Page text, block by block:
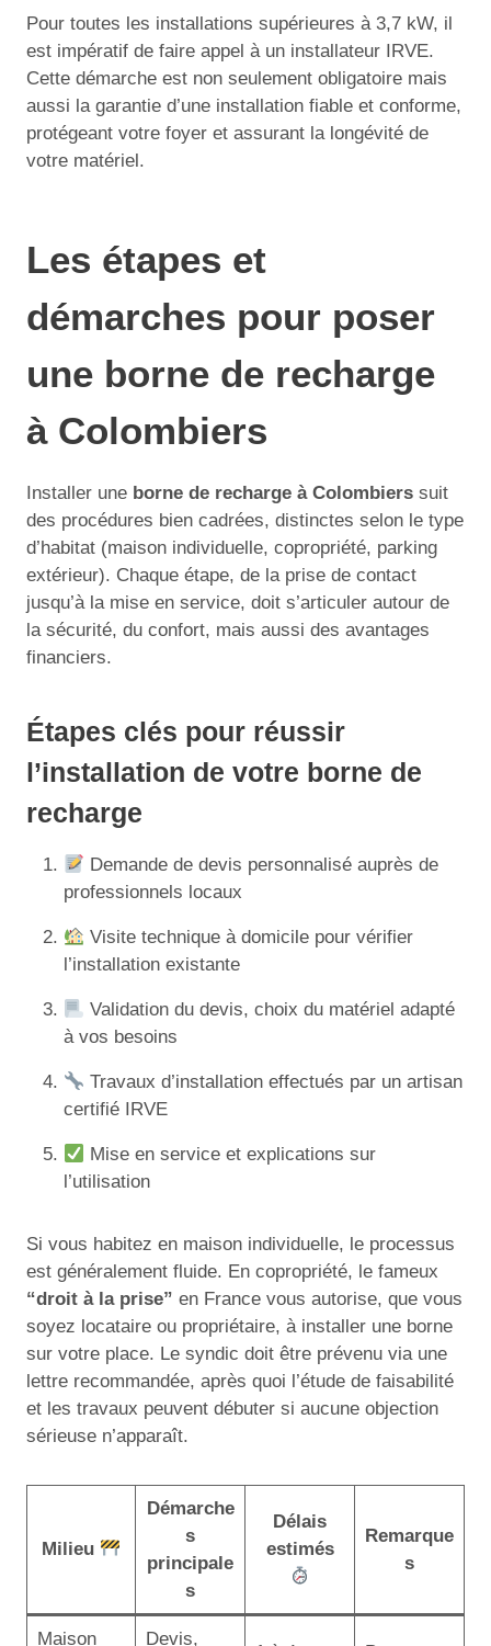
Pour toutes les installations supérieures à 3,7 kW, il
est impératif de faire appel à un installateur IRVE.
Cette démarche est non seulement obligatoire mais
aussi la garantie d’une installation fiable et conforme,
protégeant votre foyer et assurant la longévité de
votre matériel.
Les étapes et
démarches pour poser
une borne de recharge
à Colombiers
Installer une borne de recharge à Colombiers suit
des procédures bien cadrées, distinctes selon le type
d’habitat (maison individuelle, copropriété, parking
extérieur). Chaque étape, de la prise de contact
jusqu’à la mise en service, doit s’articuler autour de
la sécurité, du confort, mais aussi des avantages
financiers.
Étapes clés pour réussir
l’installation de votre borne de
recharge
Demande de devis personnalisé auprès de
professionnels locaux
Visite technique à domicile pour vérifier
l’installation existante
Validation du devis, choix du matériel adapté
à vos besoins
Travaux d’installation effectués par un artisan
certifié IRVE
Mise en service et explications sur
l’utilisation
Si vous habitez en maison individuelle, le processus
est généralement fluide. En copropriété, le fameux
“droit à la prise” en France vous autorise, que vous
soyez locataire ou propriétaire, à installer une borne
sur votre place. Le syndic doit être prévenu via une
lettre recommandée, après quoi l’étude de faisabilité
et les travaux peuvent débuter si aucune objection
sérieuse n’apparaît.
Milieu
Démarche
s
principale
s
Délais
estimés
Remarque
s
Maison Devis,